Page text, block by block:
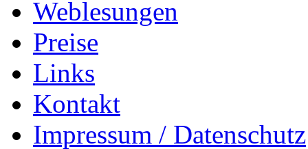
Weblesungen
Preise
Links
Kontakt
Impressum / Datenschutz